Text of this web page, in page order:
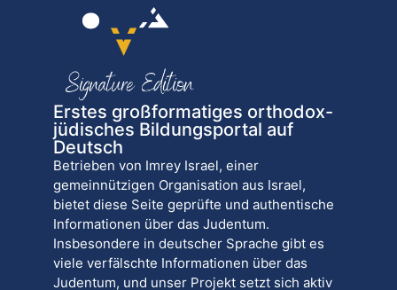
Erstes großformatiges orthodox-
jüdisches Bildungsportal auf
Deutsch
Betrieben von Imrey Israel, einer
gemeinnützigen Organisation aus Israel,
bietet diese Seite geprüfte und authentische
Informationen über das Judentum.
Insbesondere in deutscher Sprache gibt es
viele verfälschte Informationen über das
Judentum, und unser Projekt setzt sich aktiv